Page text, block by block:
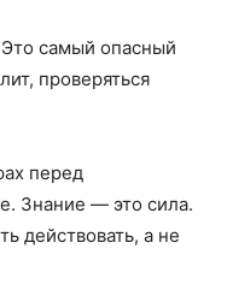
самый опасный
проверяться
перед
Знание — это сила.
действовать, а не